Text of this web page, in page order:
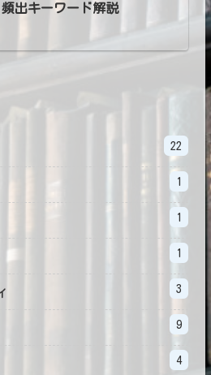
頻出キーワード解説
22
1
1
1
3
9
4